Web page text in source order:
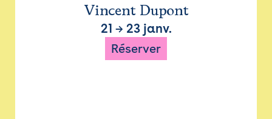
Vincent Dupont
21 → 23 janv.
Réserver